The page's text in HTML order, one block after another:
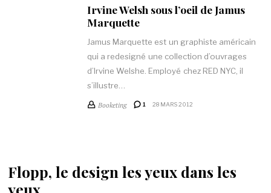
Irvine Welsh sous l’oeil de Jamus
Marquette
Jamus Marquette est un graphiste américain
qui a redesigné une collection d’ouvrages
d’Irvine Welshe. Employé chez RED NYC, il
s’illustre…
Booketing 1 28 MARS 2012
Flopp, le design les yeux dans les